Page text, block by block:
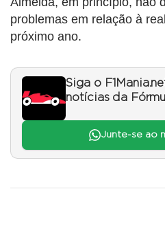
problemas em relação à
próximo ano.
Siga o
notícias da
Junte-se ao